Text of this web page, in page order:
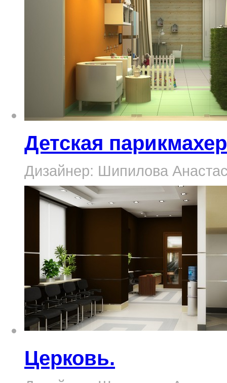
Детская
Дизайнер: Шипилова
Церковь.